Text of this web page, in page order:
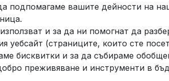
подпомагаме вашите дейности на
и за да ни помогнат да
уебсайт (страниците, които сте
бисквитки и за да събираме
преживяване и инструменти в